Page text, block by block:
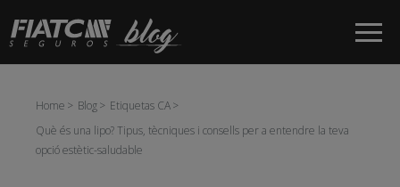
Salta al contingut principal
Home Blog
Etiquetas CA
Què és una lipo? Tipus, tècniques i consells per a entendre la teva
opció estètic-saludable